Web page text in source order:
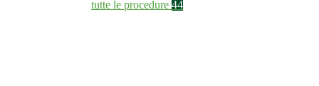
tutte le procedure 44